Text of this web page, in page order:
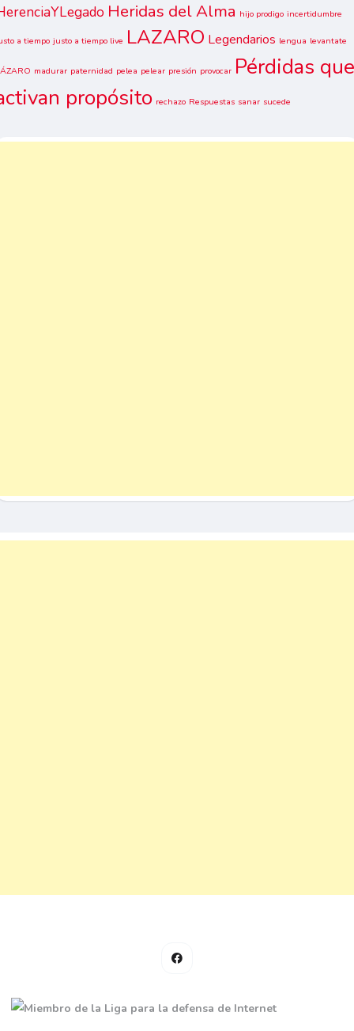
Heridas del Alma hijo prodigo incertidumbre
a tiempo justo a tiempo live LAZARO Legendarios lengua levantate
madurar paternidad pelea pelear presión provocar Pérdidas que
propósito rechazo Respuestas sanar sucede